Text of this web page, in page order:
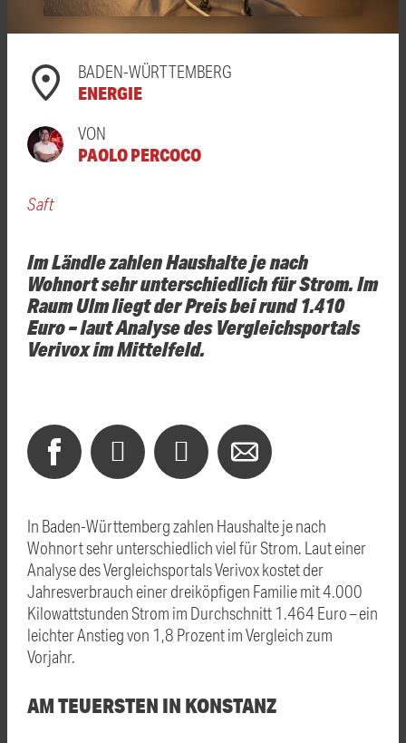
BADEN-WÜRTTEMBERG
ENERGIE
VON
PAOLO PERCOCO
Saft
Im Ländle zahlen Haushalte je nach
Wohnort sehr unterschiedlich für Strom. Im
Raum Ulm liegt der Preis bei rund 1.410
Euro – laut Analyse des Vergleichsportals
Verivox im Mittelfeld.
In Baden-Württemberg zahlen Haushalte je nach
Wohnort sehr unterschiedlich viel für Strom. Laut einer
Analyse des Vergleichsportals Verivox kostet der
Jahresverbrauch einer dreiköpfigen Familie mit 4.000
Kilowattstunden Strom im Durchschnitt 1.464 Euro – ein
leichter Anstieg von 1,8 Prozent im Vergleich zum
Vorjahr.
AM TEUERSTEN IN KONSTANZ